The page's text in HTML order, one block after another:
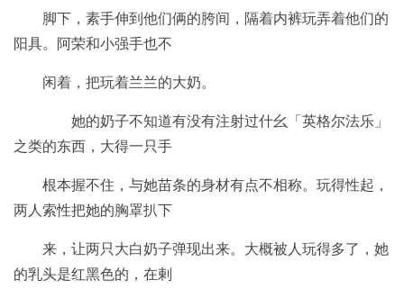
脚下，素手伸到他们俩的胯间，隔着内裤玩弄着他们的
阳具。阿荣和小强手也不
闲着，把玩着兰兰的大奶。
她的奶子不知道有没有注射过什幺「英格尔法乐」
之类的东西，大得一只手
根本握不住，与她苗条的身材有点不相称。玩得性起，
两人索性把她的胸罩扒下
来，让两只大白奶子弹现出来。大概被人玩得多了，她
的乳头是红黑色的，在剌